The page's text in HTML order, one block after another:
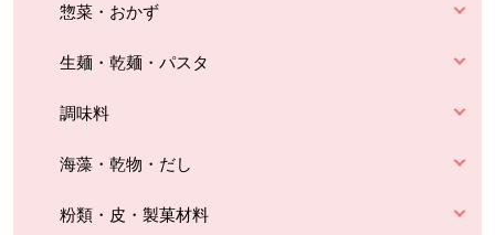
惣菜・おかず
生麺・乾麺・パスタ
調味料
海藻・乾物・だし
粉類・皮・製菓材料